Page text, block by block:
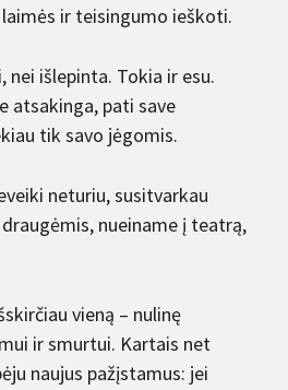
ir teisingumo ieškoti.
nei išlepinta. Tokia ir esu.
atsakinga, pati save
tik savo jėgomis.
neturiu, susitvarkau
nueiname į teatrą,
vieną – nulinę
ir smurtui. Kartais net
naujus pažįstamus: jei